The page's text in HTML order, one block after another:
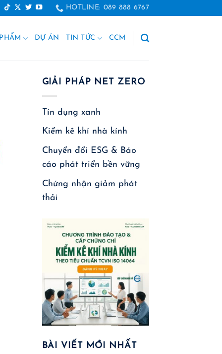
HOTLINE: 089 888 6767
DỰ ÁN TIN TỨC CCM
GIẢI PHÁP NET ZERO
Tín dụng xanh
Kiểm kê khí nhà kính
Chuyển đổi ESG & Báo
cáo phát triển bền vững
Chứng nhận giảm phát
thải
BÀI VIẾT MỚI NHẤT